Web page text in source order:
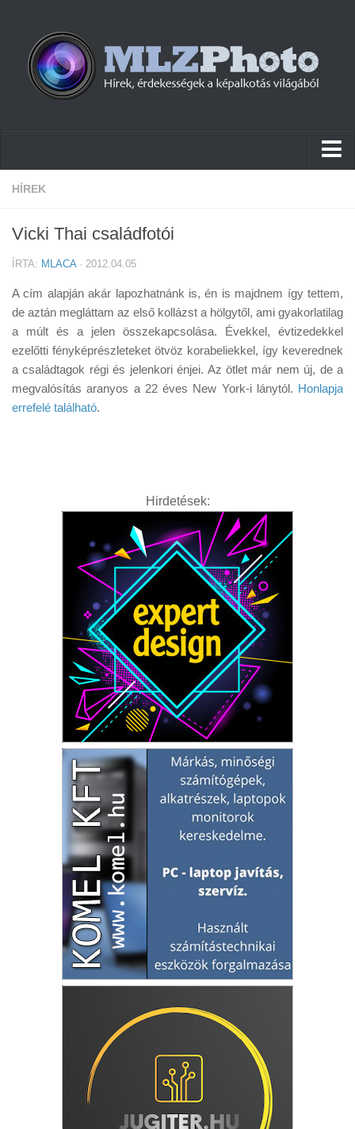
Hírek
Cikkek
Firmware
Tudástár
Érdekességek
HÍREK
Vicki Thai családfotói
ÍRTA: MLACA· 2012.04.05
A cím alapján akár lapozhatnánk is, én is majdnem így tettem,
de aztán megláttam az első kollázst a hölgytől, ami gyakorlatilag
a múlt és a jelen összekapcsolása. Évekkel, évtizedekkel
ezelőtti fényképrészleteket ötvöz korabeliekkel, így keverednek
a családtagok régi és jelenkori énjei. Az ötlet már nem új, de a
megvalósítás aranyos a 22 éves New York-i lánytól. Honlapja
errefelé található.
Hirdetések: